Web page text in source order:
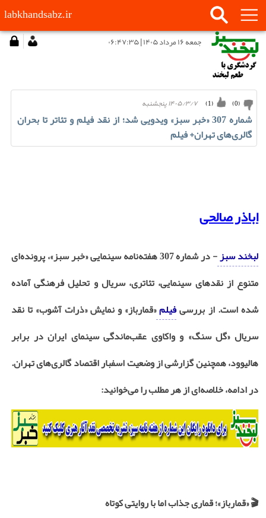
labkhandsabz.ir
جمعه ۱۶ مرداد ۱۴۰۵ | ۰۶:۴۷:۳۵
۱۴۰۵/۳/۷ پنجشنبه (
1
) (
0
)
شماره 307 «خبر سبز» ویدویی شد؛ از نقد فیلم و تئاتر تا بحران
گالری‌های تهران+ فیلم
اباذر صالحی
لبخند سبز
- در شماره 307 هفته‌نامه سینمایی «خبر سبز»، پرونده‌ای
متنوع از نقدهای سینمایی، تئاتری، سریال و تحلیل فرهنگی آماده
شده است. از بررسیفیلم«قمارباز» و نمایش «ذرات آشوب» تا نقد
سریال «گل سنگ» و واکاوی عقب‌ماندگی سینمای ایران در برابر
هالیوود، همچنین گزارشی از وضعیت اسفبار اقتصاد گالری‌های تهران.
در ادامه، خلاصه‌ای از هر مطلب را می‌خوانید:
🎬«قمارباز»؛ قماری جذاب اما با روایتی کوتاه